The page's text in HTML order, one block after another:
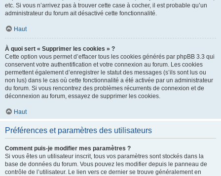
etc. Si vous n’arrivez pas à trouver cette case à cocher, il est probable qu’un
administrateur du forum ait désactivé cette fonctionnalité.
Haut
À quoi sert « Supprimer les cookies » ?
Cette option vous permet d’effacer tous les cookies générés par phpBB 3.3 qui
conservent votre authentification et votre connexion au forum. Les cookies
permettent également d’enregistrer le statut des messages (s’ils sont lus ou
non lus) dans le cas où cette fonctionnalité a été activée par un administrateur
du forum. Si vous rencontrez des problèmes récurrents de connexion et de
déconnexion au forum, essayez de supprimer les cookies.
Haut
Préférences et paramètres des utilisateurs
Comment puis-je modifier mes paramètres ?
Si vous êtes un utilisateur inscrit, tous vos paramètres sont stockés dans la
base de données du forum. Vous pouvez les modifier depuis le panneau de
contrôle de l’utilisateur. Le lien vers ce dernier se trouve généralement en